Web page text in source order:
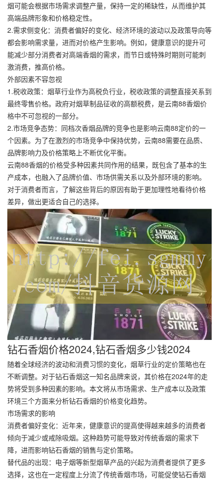
烟可能会根据市场需求调整产量，保持一定的稀缺性，从而维护其
高端品牌形象和价格稳定性。
2.需求侧变化：消费者偏好的变化、经济环境的波动以及政策导向等
都会影响需求量，进而对价格产生影响。例如，健康意识的提升可
能减少部分消费者对高端香烟的需求，而节日或特殊时期则可能刺
激消费，推高价格。
外部因素不容忽视
1.税收政策：烟草行业作为高税负行业，税收政策的调整直接关系到
最终零售价格。政府对烟草制品征收的高额税费，是云南88香烟价
格中不可忽视的一部分。
2.市场竞争态势：同档次香烟品牌的竞争也是影响云南88定价的一
个因素。为了在激烈的市场竞争中保持优势，云南88需要在品质、
品牌影响力及价格策略上不断优化平衡。
云南88香烟的价格受多种因素共同作用的结果，既包含了基本的生
产成本，也融入了品牌价值、市场供需关系以及外部环境的影响。
对于消费者而言，了解这些背后的原因有助于更加理性地看待价格
差异，做出更适合自己的选择。
钻石香烟价格2024,钻石香烟多少钱2024
随着全球经济的波动和消费习惯的变化，烟草行业的定价策略也在
不断调整。对于钻石香烟这一知名品牌来说，其价格在2024年的走
势将受到多种因素的影响。本文将从市场需求、生产成本以及政策
环境三个方面来分析钻石香烟的价格变化趋势。
市场需求的影响
消费者偏好变化：近年来，健康意识的提高使得越来越多的消费者
倾向于减少或戒除吸烟。这种趋势可能导致对传统香烟的需求下
降，进而影响钻石香烟的销售与定价策略。
替代品的出现：电子烟等新型烟草产品的兴起为消费者提供了更多
选择，这也在一定程度上分流了传统香烟市场，可能促使钻石香烟